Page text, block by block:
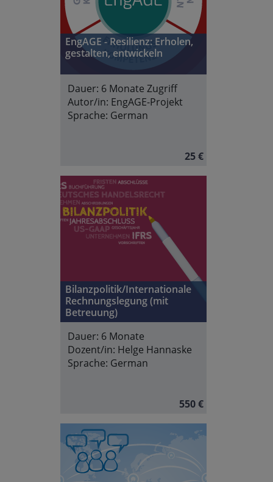
EngAGE - Resilienz: Erholen,
gestalten, entwickeln
Dauer: 6 Monate Zugriff
Autor/in: EngAGE-Projekt
Sprache: German
25 €
Bilanzpolitik/Internationale
Rechnungslegung (mit
Betreuung)
Dauer: 6 Monate
Dozent/in: Helge Hannaske
Sprache: German
550 €